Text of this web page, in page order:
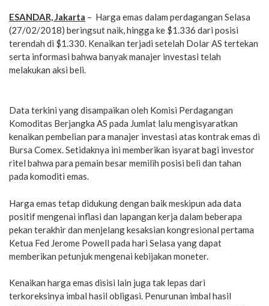
ESANDAR, Jakarta – Harga emas dalam perdagangan Selasa
(27/02/2018) beringsut naik, hingga ke $1.336 dari posisi
terendah di $1.330. Kenaikan terjadi setelah Dolar AS tertekan
serta informasi bahwa banyak manajer investasi telah
melakukan aksi beli.
Data terkini yang disampaikan oleh Komisi Perdagangan
Komoditas Berjangka AS pada Jumlat lalu mengisyaratkan
kenaikan pembelian para manajer investasi atas kontrak emas di
Bursa Comex. Setidaknya ini memberikan isyarat bagi investor
ritel bahwa para pemain besar memilih posisi beli dan tahan
pada komoditi emas.
Harga emas tetap didukung dengan baik meskipun ada data
positif mengenai inflasi dan lapangan kerja dalam beberapa
pekan terakhir dan menjelang kesaksian kongresional pertama
Ketua Fed Jerome Powell pada hari Selasa yang dapat
memberikan petunjuk mengenai kebijakan moneter.
Kenaikan harga emas disisi lain juga tak lepas dari
terkoreksinya imbal hasil obligasi. Penurunan imbal hasil